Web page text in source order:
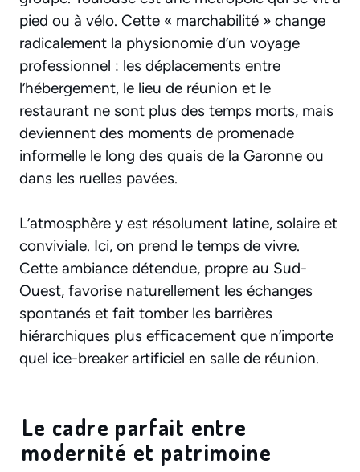
pied ou à vélo. Cette « marchabilité » change
radicalement la physionomie d’un voyage
professionnel : les déplacements entre
l’hébergement, le lieu de réunion et le
restaurant ne sont plus des temps morts, mais
deviennent des moments de promenade
informelle le long des quais de la Garonne ou
dans les ruelles pavées.
L’atmosphère y est résolument latine, solaire et
conviviale. Ici, on prend le temps de vivre.
Cette ambiance détendue, propre au Sud-
Ouest, favorise naturellement les échanges
spontanés et fait tomber les barrières
hiérarchiques plus efficacement que n’importe
quel ice-breakerartificiel en salle de réunion.
Le cadre parfait entre
modernité et patrimoine